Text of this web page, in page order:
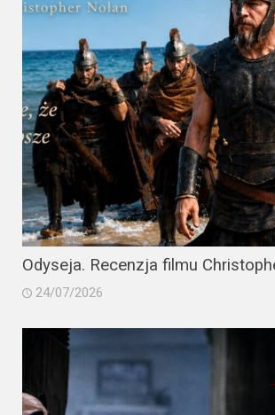
Odyseja. Recenzja filmu
24/07/2026